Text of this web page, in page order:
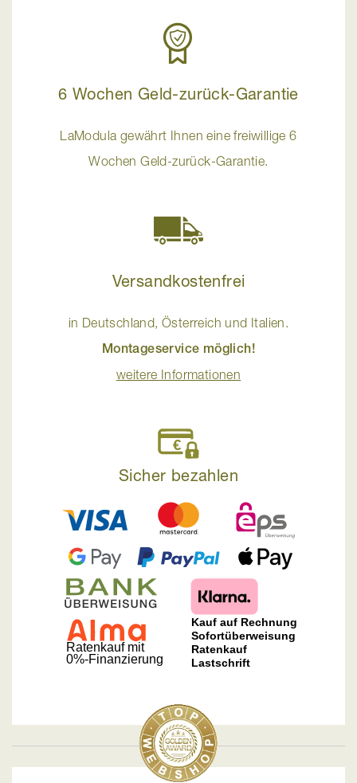
6 Wochen Geld-zurück-Garantie
LaModula gewährt Ihnen eine freiwillige 6
Wochen Geld-zurück-Garantie.
Versandkostenfrei
in Deutschland, Österreich und Italien.
Montageservice möglich!
weitere Informationen
Sicher bezahlen